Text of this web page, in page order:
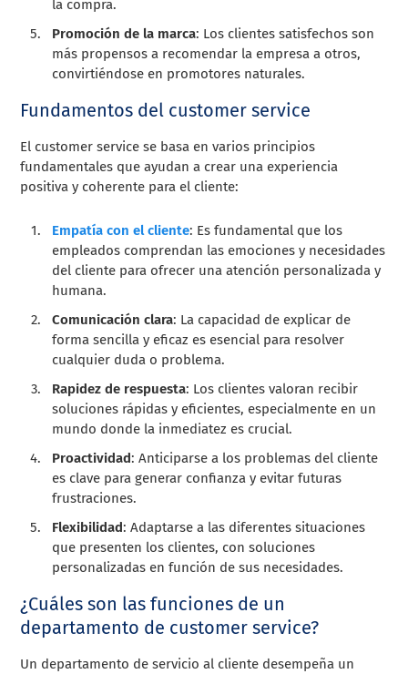
la compra.
Promoción de la marca: Los clientes satisfechos son
más propensos a recomendar la empresa a otros,
convirtiéndose en promotores naturales.
Fundamentos del customer service
El customer service se basa en varios principios
fundamentales que ayudan a crear una experiencia
positiva y coherente para el cliente:
Empatía con el cliente: Es fundamental que los
empleados comprendan las emociones y necesidades
del cliente para ofrecer una atención personalizada y
humana.
Comunicación clara: La capacidad de explicar de
forma sencilla y eficaz es esencial para resolver
cualquier duda o problema.
Rapidez de respuesta: Los clientes valoran recibir
soluciones rápidas y eficientes, especialmente en un
mundo donde la inmediatez es crucial.
Proactividad: Anticiparse a los problemas del cliente
es clave para generar confianza y evitar futuras
frustraciones.
Flexibilidad: Adaptarse a las diferentes situaciones
que presenten los clientes, con soluciones
personalizadas en función de sus necesidades.
¿Cuáles son las funciones de un
departamento de customer service?
Un departamento de servicio al cliente desempeña un